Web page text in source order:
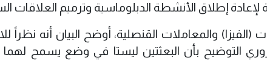
لإعادة إطلاق الأنشطة الدبلوماسية وترميم العلاقات
والمعاملات القنصلية، أوضح البيان أنه نظراً
التوضيح بأن البعثتين ليستا في وضع يسمح لهما